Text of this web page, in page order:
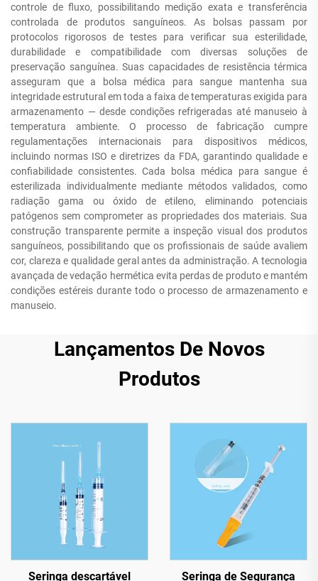
controle de fluxo, possibilitando medição exata e transferência
controlada de produtos sanguíneos. As bolsas passam por
protocolos rigorosos de testes para verificar sua esterilidade,
durabilidade e compatibilidade com diversas soluções de
preservação sanguínea. Suas capacidades de resistência térmica
asseguram que a bolsa médica para sangue mantenha sua
integridade estrutural em toda a faixa de temperaturas exigida para
armazenamento — desde condições refrigeradas até manuseio à
temperatura ambiente. O processo de fabricação cumpre
regulamentações internacionais para dispositivos médicos,
incluindo normas ISO e diretrizes da FDA, garantindo qualidade e
confiabilidade consistentes. Cada bolsa médica para sangue é
esterilizada individualmente mediante métodos validados, como
radiação gama ou óxido de etileno, eliminando potenciais
patógenos sem comprometer as propriedades dos materiais. Sua
construção transparente permite a inspeção visual dos produtos
sanguíneos, possibilitando que os profissionais de saúde avaliem
cor, clareza e qualidade geral antes da administração. A tecnologia
avançada de vedação hermética evita perdas de produto e mantém
condições estéreis durante todo o processo de armazenamento e
manuseio.
Lançamentos De Novos
Produtos
Seringa descartável
Seringa de Segurança